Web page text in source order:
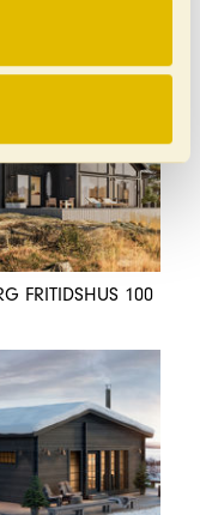
FRITIDSHUS 100